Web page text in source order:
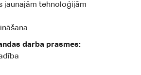
jaunajām tehnoloģijām
darba prasmes: